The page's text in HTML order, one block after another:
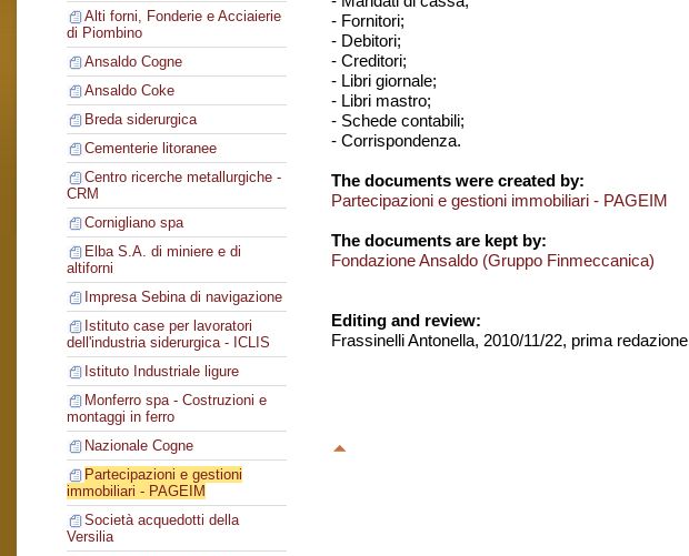
Alti forni, Fonderie e Acciaierie
di Piombino
Ansaldo Cogne
Ansaldo Coke
Breda siderurgica
Cementerie litoranee
Centro ricerche metallurgiche -
CRM
Cornigliano spa
Elba S.A. di miniere e di
altiforni
Impresa Sebina di navigazione
Istituto case per lavoratori
dell'industria siderurgica - ICLIS
Istituto Industriale ligure
Monferro spa - Costruzioni e
montaggi in ferro
Nazionale Cogne
Partecipazioni e gestioni
immobiliari - PAGEIM
Società acquedotti della
Versilia
- Fornitori;
- Debitori;
- Creditori;
- Libri giornale;
- Libri mastro;
- Schede contabili;
- Corrispondenza.
The documents were created by:
Partecipazioni e gestioni immobiliari - PAGEIM
The documents are kept by:
Fondazione Ansaldo (Gruppo Finmeccanica)
Editing and review:
Frassinelli Antonella, 2010/11/22, prima redazione